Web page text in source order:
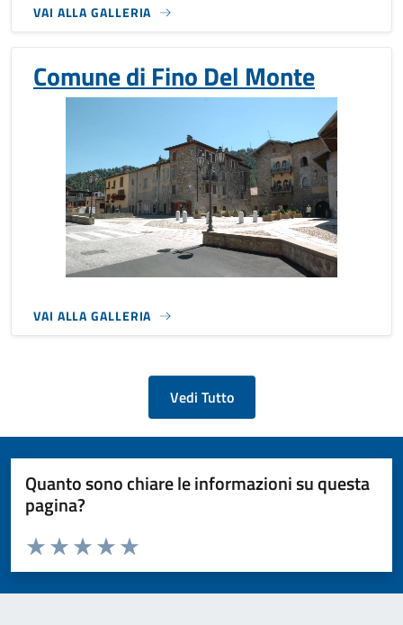
VAI ALLA GALLERIA
Comune di Fino Del Monte
VAI ALLA GALLERIA
Vedi Tutto
Quanto sono chiare le informazioni su questa
pagina?
Valuta da 1 a 5 stelle la pagina
Valuta 5 stelle su 5
Valuta 4 stelle su 5
Valuta 3 stelle su 5
Valuta 2 stelle su 5
Valuta 1 stelle su 5